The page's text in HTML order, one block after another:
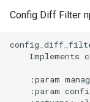
и
Config Diff Filter
Implements
:param
:param